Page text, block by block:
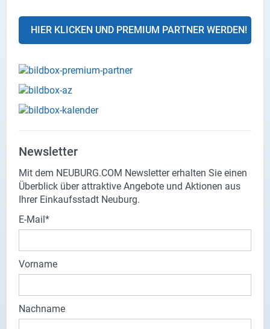
HIER KLICKEN UND PREMIUM PARTNER WERDEN!
Newsletter
Mit dem NEUBURG.COM Newsletter erhalten Sie einen
Überblick über attraktive Angebote und Aktionen aus
Ihrer Einkaufsstadt Neuburg.
E-Mail
Vorname
Nachname